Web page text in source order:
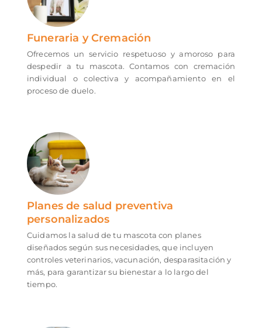
Funeraria y Cremación
Ofrecemos un servicio respetuoso y amoroso para
despedir a tu mascota. Contamos con cremación
individual o colectiva y acompañamiento en el
proceso de duelo.
Planes de salud preventiva
personalizados
Cuidamos la salud de tu mascota con planes
diseñados según sus necesidades, que incluyen
controles veterinarios, vacunación, desparasitación y
más, para garantizar su bienestar a lo largo del
tiempo.